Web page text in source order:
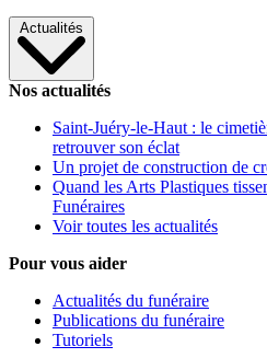
Actualités
Nos actualités
Saint-Juéry-le-Haut : le
retrouver son éclat
Un projet de construction de
Quand les Arts Plastiques
Funéraires
Voir toutes les actualités
Pour vous aider
Actualités du funéraire
Publications du funéraire
Tutoriels